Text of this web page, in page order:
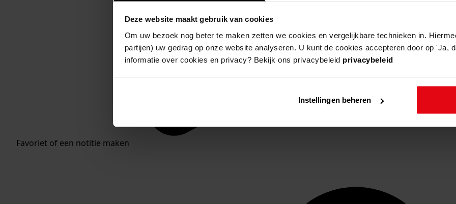
Deze website maakt gebruik van cookies
Om uw bezoek nog beter te maken zetten we cookies en vergelijkbare technieken in.
partijen) uw gedrag op onze website analyseren. U kunt de cookies accepteren door op 'Ja,
informatie over cookies en privacy? Bekijk ons privacybeleid privacybeleid
Instellingen beheren
Favoriet of een notitie maken